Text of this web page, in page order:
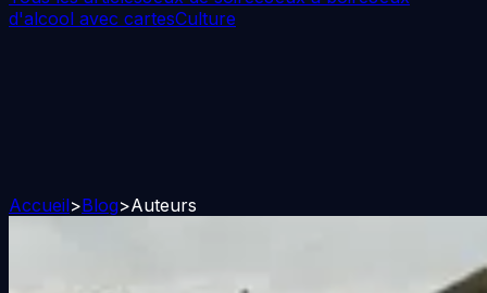
d'alcool avec cartesCulture
Accueil>Blog>Auteurs